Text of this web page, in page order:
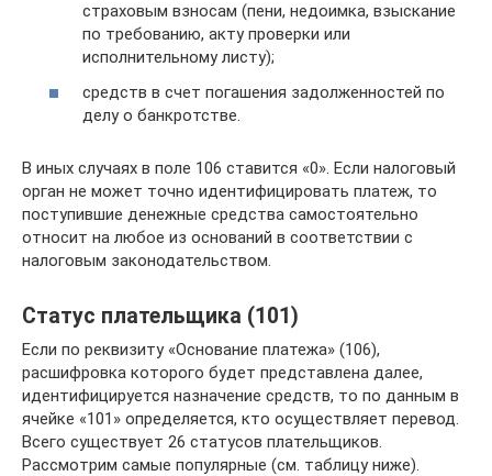
страховым взносам (пени, недоимка, взыскание
по требованию, акту проверки или
исполнительному листу);
средств в счет погашения задолженностей по
делу о банкротстве.
В иных случаях в поле 106 ставится «0». Если налоговый
орган не может точно идентифицировать платеж, то
поступившие денежные средства самостоятельно
относит на любое из оснований в соответствии с
налоговым законодательством.
Статус плательщика (101)
Если по реквизиту «Основание платежа» (106),
расшифровка которого будет представлена далее,
идентифицируется назначение средств, то по данным в
ячейке «101» определяется, кто осуществляет перевод.
Всего существует 26 статусов плательщиков.
Рассмотрим самые популярные (см. таблицу ниже).